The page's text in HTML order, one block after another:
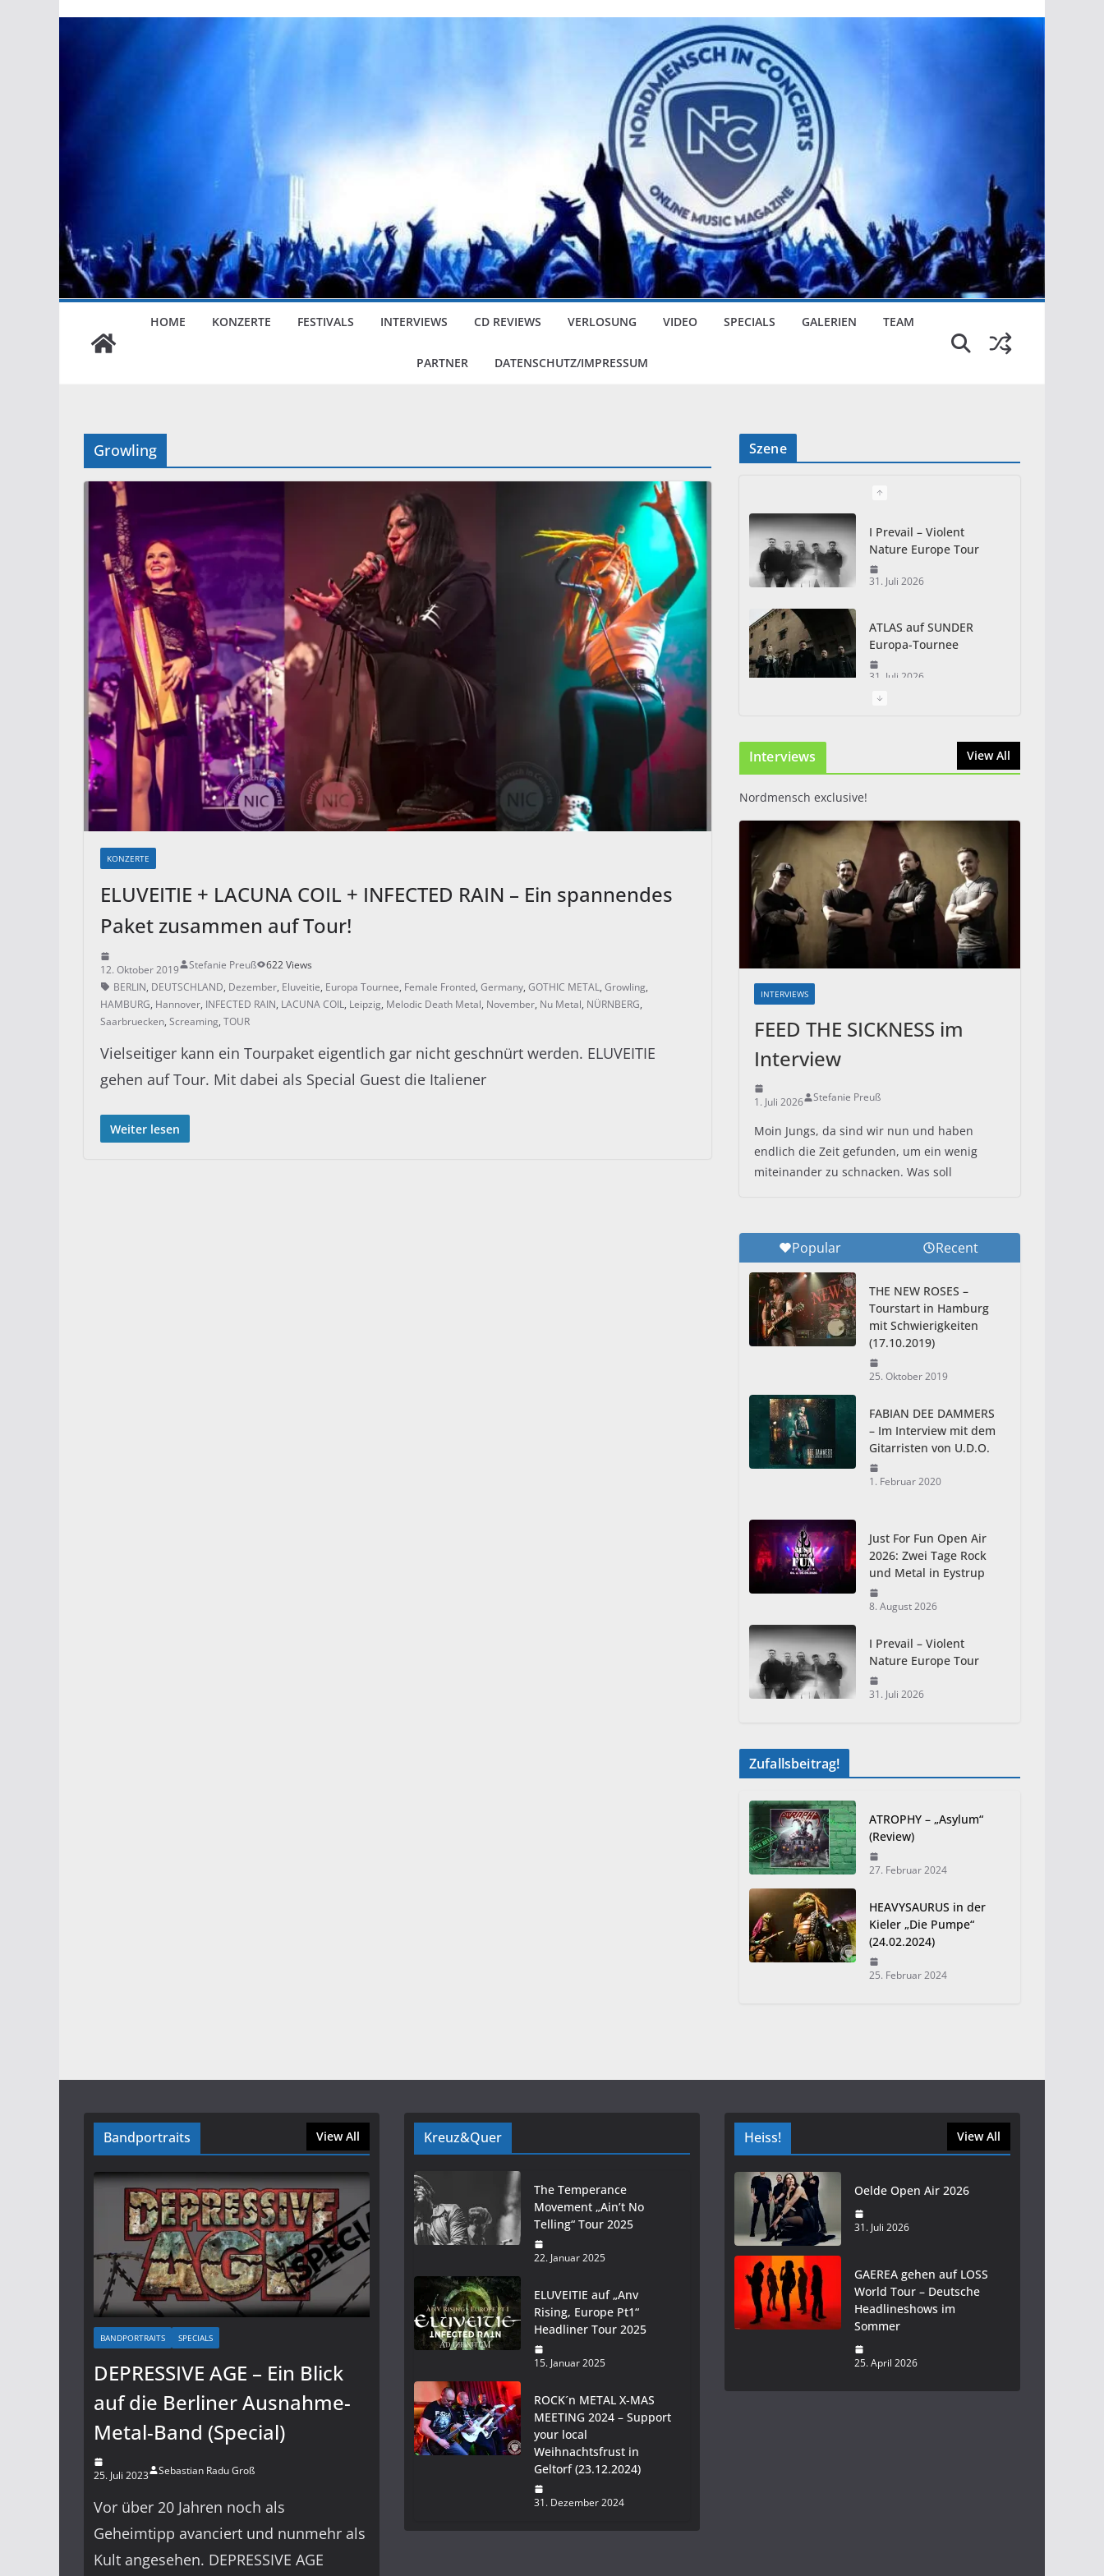
HOME KONZERTE FESTIVALS INTERVIEWS CD REVIEWS VERLOSUNG VIDEO SPECIALS GALERIEN TEAM
PARTNER DATENSCHUTZ/IMPRESSUM
Growling
KONZERTE
ELUVEITIE + LACUNA COIL + INFECTED RAIN – Ein spannendes
Paket zusammen auf Tour!
12. Oktober 2019 Stefanie Preuß
622 Views
BERLIN, DEUTSCHLAND, Dezember, Eluveitie, Europa Tournee, Female Fronted, Germany, GOTHIC METAL, Growling,
HAMBURG, Hannover, INFECTED RAIN, LACUNA COIL, Leipzig, Melodic Death Metal, November, Nu Metal, NÜRNBERG,
Saarbruecken, Screaming, TOUR
Vielseitiger kann ein Tourpaket eigentlich gar nicht geschnürt werden. ELUVEITIE
gehen auf Tour. Mit dabei als Special Guest die Italiener
Weiter lesen
Szene
I Prevail – Violent
Nature Europe Tour
31. Juli 2026
ATLAS auf SUNDER
Europa-Tournee
31. Juli 2026
2026: Zwei Tage Rock
und Metal in Eystrup
Interviews View All
Nordmensch exclusive!
INTERVIEWS
FEED THE SICKNESS im
Interview
1. Juli 2026 Stefanie Preuß
Moin Jungs, da sind wir nun und haben
endlich die Zeit gefunden, um ein wenig
miteinander zu schnacken. Was soll
Popular Recent
THE NEW ROSES –
Tourstart in Hamburg
mit Schwierigkeiten
(17.10.2019)
25. Oktober 2019
FABIAN DEE DAMMERS
– Im Interview mit dem
Gitarristen von U.D.O.
1. Februar 2020
Just For Fun Open Air
2026: Zwei Tage Rock
und Metal in Eystrup
8. August 2026
I Prevail – Violent
Nature Europe Tour
31. Juli 2026
Zufallsbeitrag!
ATROPHY – „Asylum“
(Review)
27. Februar 2024
HEAVYSAURUS in der
Kieler „Die Pumpe“
(24.02.2024)
25. Februar 2024
Bandportraits View All
BANDPORTRAITS SPECIALS
DEPRESSIVE AGE – Ein Blick
auf die Berliner Ausnahme-
Metal-Band (Special)
25. Juli 2023 Sebastian Radu Groß
Vor über 20 Jahren noch als
Geheimtipp avanciert und nunmehr als
Kult angesehen. DEPRESSIVE AGE
Kreuz&Quer
The Temperance
Movement „Ain’t No
Telling“ Tour 2025
22. Januar 2025
ELUVEITIE auf „Anv
Rising, Europe Pt1“
Headliner Tour 2025
15. Januar 2025
ROCK´n METAL X-MAS
MEETING 2024 – Support
your local
Weihnachtsfrust in
Geltorf (23.12.2024)
31. Dezember 2024
Heiss! View All
Oelde Open Air 2026
31. Juli 2026
GAEREA gehen auf LOSS
World Tour – Deutsche
Headlineshows im
Sommer
25. April 2026